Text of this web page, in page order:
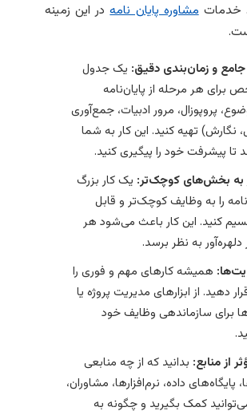
خدماتمشاوره پایان نامهدر این زمینه
جامع و زمان‌بندی دقیق: یک جدول
برای هر مرحله از پایان‌نامه
پروپوزال، مرور ادبیات، جمع‌آوری
نگارش) تهیه کنید. این کار به شما
پیشرفت خود را پیگیری کنید.
به بخش‌های کوچک‌تر: یک کار بزرگ
را به وظایف کوچک‌تر و قابل
کنید. این کار باعث می‌شود هر
به نظر برسد.
همیشه کارهای مهم و فوری را
دهید. از ابزارهای مدیریت پروژه یا
سازماندهی وظایف خود
از منابع: بدانید که از چه منابعی
پایگاه‌های داده، نرم‌افزارها، مشاوران،
کمک بگیرید و چگونه به